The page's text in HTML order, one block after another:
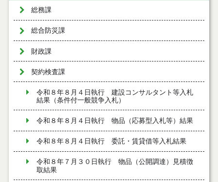
総務課
総合防災課
財政課
契約検査課
令和８年８月４日執行 建設コンサルタント等入札
結果（条件付一般競争入札）
令和８年８月４日執行 物品（応募型入札等）結果
令和８年８月４日執行 委託・賃貸借等入札結果
令和８年７月３０日執行 物品（公開調達）見積徴
取結果